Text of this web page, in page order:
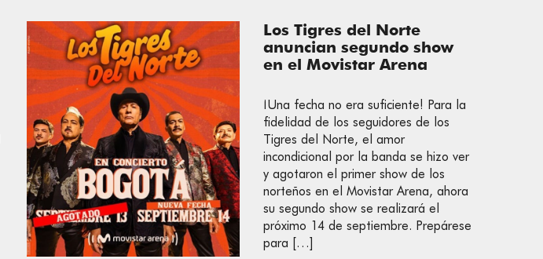
Los Tigres del Norte
anuncian segundo show
en el Movistar Arena
¡Una fecha no era suficiente! Para la
fidelidad de los seguidores de los
Tigres del Norte, el amor
incondicional por la banda se hizo ver
y agotaron el primer show de los
norteños en el Movistar Arena, ahora
su segundo show se realizará el
próximo 14 de septiembre. Prepárese
para […]